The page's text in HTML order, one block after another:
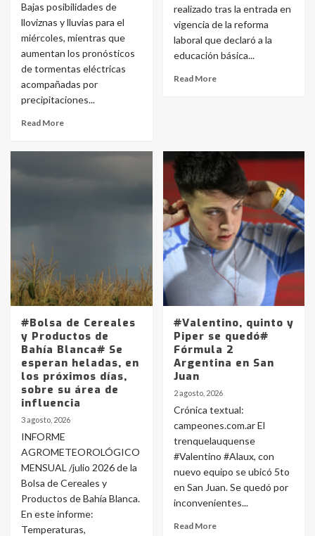
Bajas posibilidades de
lloviznas y lluvias para el
miércoles, mientras que
aumentan los pronósticos
de tormentas eléctricas
acompañadas por
precipitaciones...
Read More
realizado tras la entrada en
vigencia de la reforma
laboral que declaró a la
educación básica...
Read More
#Bolsa de Cereales
y Productos de
Bahía Blanca# Se
esperan heladas, en
los próximos días,
sobre su área de
influencia
3 agosto, 2026
INFORME
AGROMETEOROLÓGICO
MENSUAL /julio 2026 de la
Bolsa de Cereales y
Productos de Bahía Blanca.
En este informe:
Temperaturas,
#Valentino, quinto y
Piper se quedó#
Fórmula 2
Argentina en San
Juan
2 agosto, 2026
Crónica textual:
campeones.com.ar El
trenquelauquense
#Valentino #Alaux, con
nuevo equipo se ubicó 5to
en San Juan. Se quedó por
inconvenientes...
Read More